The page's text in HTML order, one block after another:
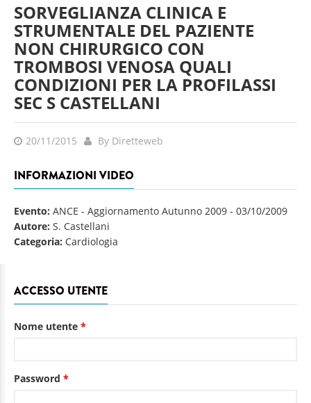
SORVEGLIANZA CLINICA E
STRUMENTALE DEL PAZIENTE
NON CHIRURGICO CON
TROMBOSI VENOSA QUALI
CONDIZIONI PER LA PROFILASSI
SEC S CASTELLANI
20/11/2015 By Diretteweb
INFORMAZIONI VIDEO
Evento: ANCE - Aggiornamento Autunno 2009 - 03/10/2009
Autore: S. Castellani
Categoria: Cardiologia
ACCESSO UTENTE
Nome utente *
Password *